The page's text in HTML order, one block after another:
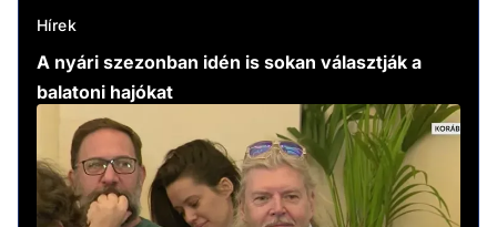
Hírek
A nyári szezonban idén is sokan választják a
balatoni hajókat